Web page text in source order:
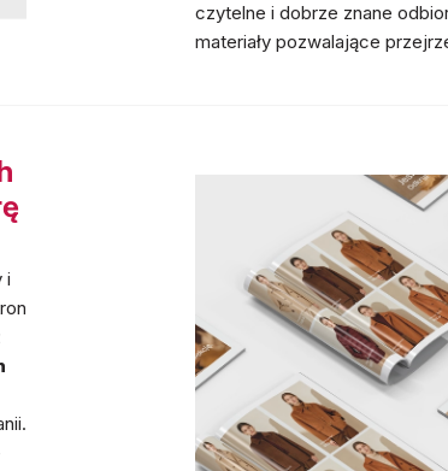
czytelne i dobrze znane
materiały pozwalające
i